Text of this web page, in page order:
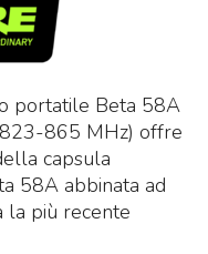
portatile Beta 58A
865 MHz) offre
capsula
58A abbinata ad
la più recente